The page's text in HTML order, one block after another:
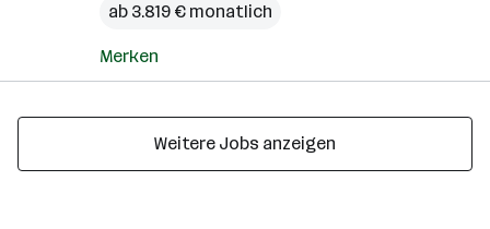
ab 3.819 € monatlich
Merken
Weitere Jobs anzeigen